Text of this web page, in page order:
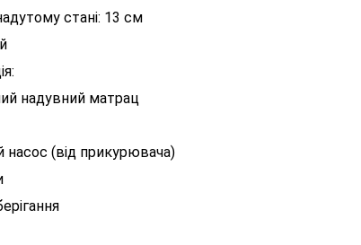
стані: 13 см
надувний матрац
насос (від прикурювача)